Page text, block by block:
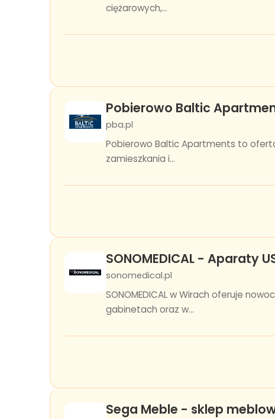
ciężarowych,...
Pobierowo Baltic
pba.pl
Pobierowo Baltic Apartments to
zamieszkania i...
SONOMEDICAL - Aparaty
sonomedical.pl
SONOMEDICAL w Wirach oferuje
gabinetach oraz w...
Sega Meble - sklep